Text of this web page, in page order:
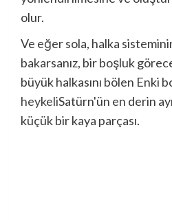
olur.
Ve eğer sola, halka
bakarsanız, bir boşluk
büyük halkasını bölen Enki
heykeliSatürn'ün en derin
küçük bir kaya parçası.